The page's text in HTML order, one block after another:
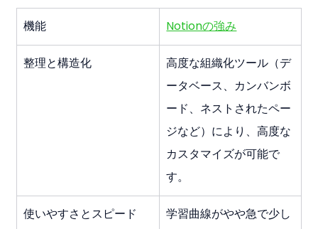
機能 Notionの強み
整理と構造化
高度な組織化ツール（デ
ータベース、カンバンボ
ード、ネストされたペー
ジなど）により、高度な
カスタマイズが可能で
す。
使いやすさとスピード
学習曲線がやや急で少し